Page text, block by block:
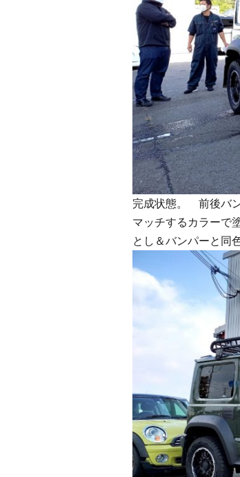
完成状態。 前後バ
マッチするカラーで
とし＆バンパーと同